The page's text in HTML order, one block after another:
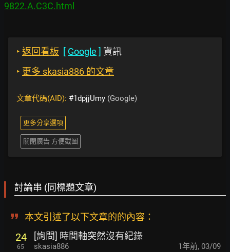
9822.A.C3C.html
‣ 返回看板 [ Google ] 資訊
‣ 更多 skasia886 的文章
文章代碼(AID): #1dpjjUmy (Google)
更多分享選項
關閉廣告 方便截圖
討論串 (同標題文章)
本文引述了以下文章的的內容：
24
65
[詢問] 時間軸突然沒有紀錄
skasia886 1年前, 03/09